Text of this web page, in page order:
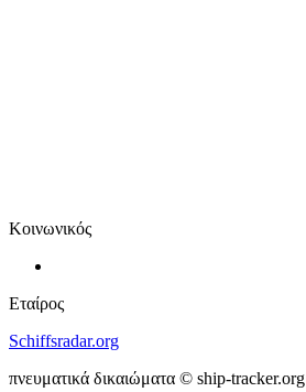
Κοινωνικός
Εταίρος
Schiffsradar.org
πνευματικά δικαιώματα © ship-tracker.org